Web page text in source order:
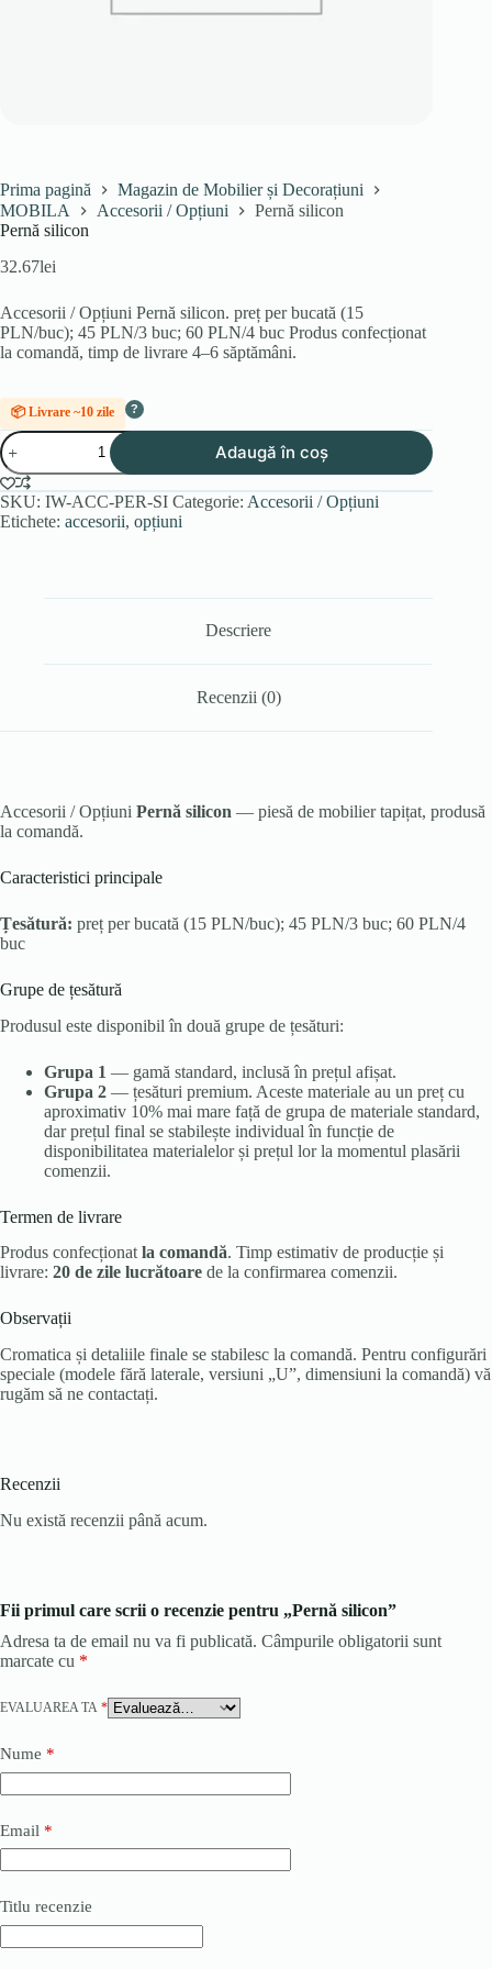
Prima pagină
Magazin de Mobilier și Decorațiuni
MOBILA
Accesorii / Opțiuni
Pernă silicon
Pernă silicon
32.67lei
Accesorii / Opțiuni Pernă silicon. preț per bucată (15
PLN/buc); 45 PLN/3 buc; 60 PLN/4 buc Produs confecționat
la comandă, timp de livrare 4–6 săptămâni.
📦 Livrare ~10 zile ?
Cantitate
Pernă
silicon
Adaugă în coș
SKU: IW-ACC-PER-SI Categorie: Accesorii / Opțiuni
Etichete: accesorii, opțiuni
Descriere
Recenzii (0)
Accesorii / Opțiuni Pernă silicon — piesă de mobilier tapițat, produsă
la comandă.
Caracteristici principale
Țesătură: preț per bucată (15 PLN/buc); 45 PLN/3 buc; 60 PLN/4
buc
Grupe de țesătură
Produsul este disponibil în două grupe de țesături:
Grupa 1 — gamă standard, inclusă în prețul afișat.
Grupa 2 — țesături premium. Aceste materiale au un preț cu
aproximativ 10% mai mare față de grupa de materiale standard,
dar prețul final se stabilește individual în funcție de
disponibilitatea materialelor și prețul lor la momentul plasării
comenzii.
Termen de livrare
Produs confecționatla comandă. Timp estimativ de producție și
livrare: 20 de zile lucrătoare de la confirmarea comenzii.
Observații
Cromatica și detaliile finale se stabilesc la comandă. Pentru configurări
speciale (modele fără laterale, versiuni „U”, dimensiuni la comandă) vă
rugăm să ne contactați.
Recenzii
Nu există recenzii până acum.
Fii primul care scrii o recenzie pentru „Pernă silicon”
Adresa ta de email nu va fi publicată. Câmpurile obligatorii sunt
marcate cu *
EVALUAREA TA *
Nume *
Email *
Titlu recenzie